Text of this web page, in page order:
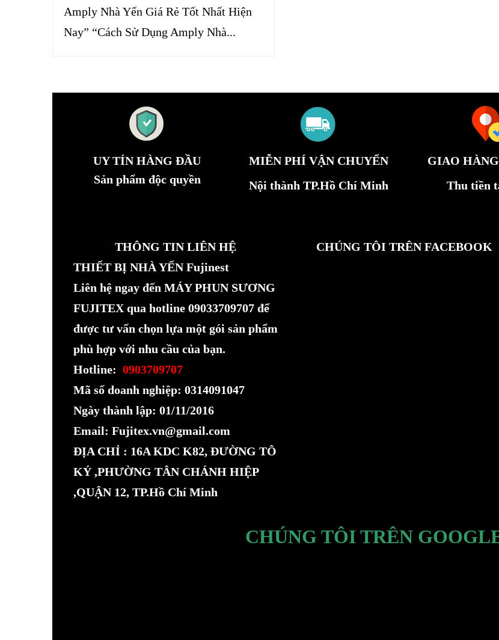
Amply Nhà Yến Giá Rẻ Tốt Nhất Hiện
Nay” “Cách Sử Dụng Amply Nhà...
UY TÍN HÀNG ĐẦU
Sản phẩm độc quyền
MIỄN PHÍ VẬN CHUYỂN
Nội thành TP.Hồ Chí Minh
GIAO
Thu tiền
THÔNG TIN LIÊN HỆ
THIẾT BỊ NHÀ YẾN Fujinest
Liên hệ ngay đến MÁY PHUN SƯƠNG
FUJITEX qua hotline 09033709707 để
được tư vấn chọn lựa một gói sản phẩm
phù hợp với nhu cầu của bạn.
Hotline: 0903709707
Mã số doanh nghiệp: 0314091047
Ngày thành lập: 01/11/2016
Email: Fujitex.vn@gmail.com
ĐỊA CHỈ : 16A KDC K82, ĐƯỜNG TÔ
KÝ ,PHƯỜNG TÂN CHÁNH HIỆP
,QUẬN 12, TP.Hồ Chí Minh
CHÚNG TÔI TRÊN FACEBOOK
CHÚNG TÔI TRÊN